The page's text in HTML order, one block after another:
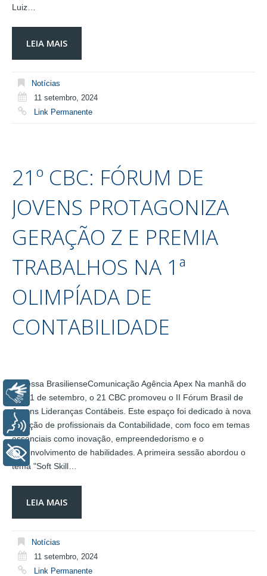
Luiz…
LEIA MAIS
Notícias
11 setembro, 2024
Link Permanente
21º CBC: FÓRUM DE
JOVENS PROTAGONIZA
GERAÇÃO Z E PREMIA
TRABALHOS NA 1ª
OLIMPÍADA DE
CONTABILIDADE
Vanessa BrasilienseComunicação Agência Apex Na manhã do
dia 11 de setembro, o 21 CBC promoveu o II Fórum Brasil de
Jovens Lideranças Contábeis. Este espaço foi dedicado à nova
geração de profissionais da Contabilidade, com foco em temas
essenciais como inovação, empreendedorismo e o
desenvolvimento de habilidades. A primeira sessão abordou o
tema "Soft Skill…
LEIA MAIS
Notícias
11 setembro, 2024
Link Permanente
Libras
Voz
+ Acessibilidade